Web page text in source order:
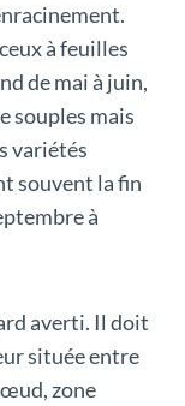
à feuilles
de mai à juin,
souples mais
variétés
souvent la fin
à
averti. Il doit
située entre
zone